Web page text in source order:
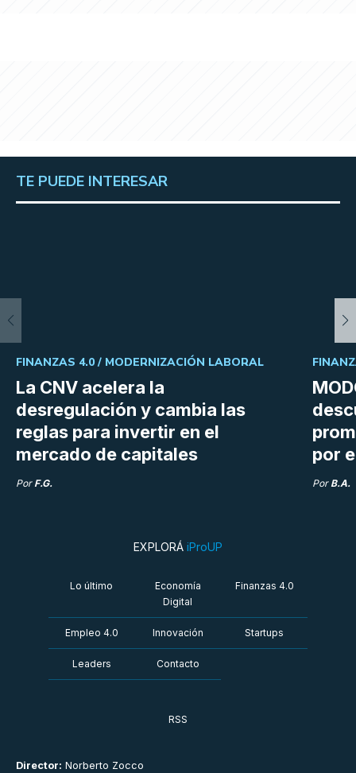
TE PUEDE INTERESAR
La CNV acelera la
desregulación y cambia las
reglas para invertir en el
mercado de capitales
FINANZAS 4.0 / MODERNIZACIÓN LABORAL
Por F.G.
por
Por B.A.
Director: Norberto Zocco
EXPLORÁ iProUP
Lo último
Economía
Digital
Finanzas 4.0
Empleo 4.0 Innovación Startups
Leaders Contacto
RSS